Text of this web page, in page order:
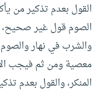
القول بعدم تذكير من
الصوم قول غير صحيح،
والشرب في نهار
معصية ومن ثم فيجب
المنكر، والقول بعدم